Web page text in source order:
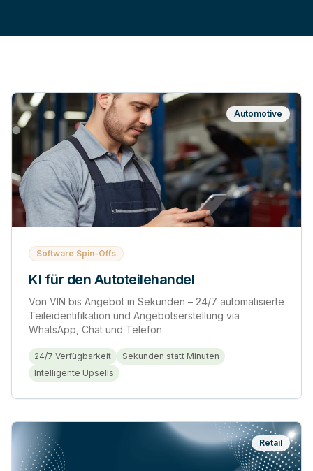
Automotive
Software Spin-Offs
KI für den Autoteilehandel
Von VIN bis Angebot in Sekunden – 24/7 automatisierte
Teileidentifikation und Angebotserstellung via
WhatsApp, Chat und Telefon.
24/7 Verfügbarkeit
Sekunden statt Minuten
Intelligente Upsells
Retail